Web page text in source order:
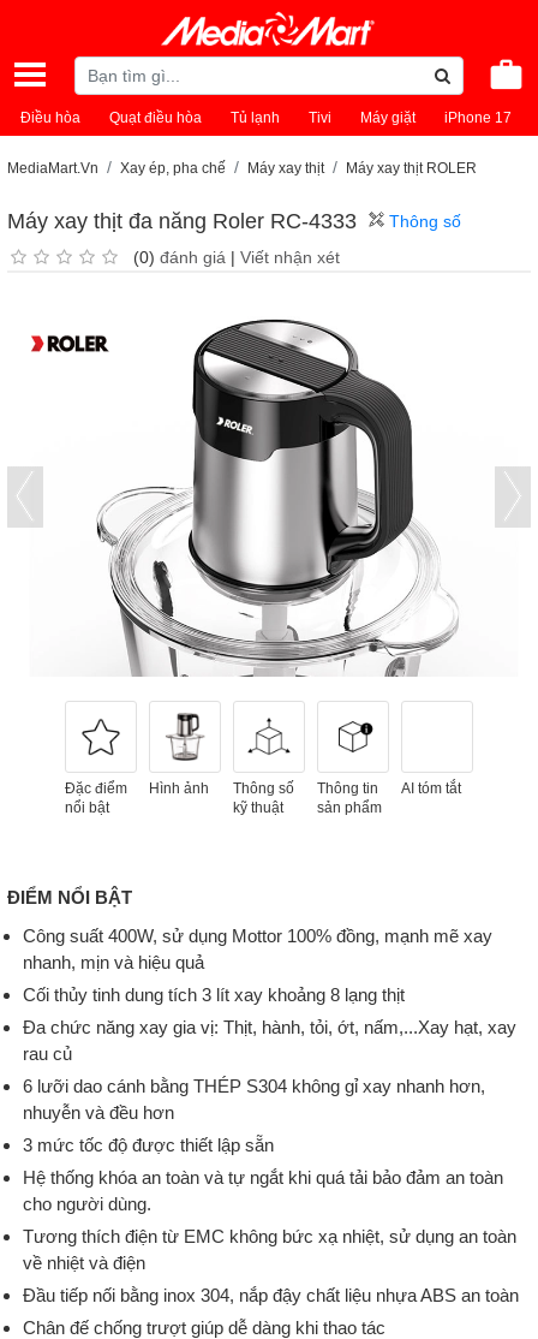
Điều hòa Quạt điều hòa Tủ lạnh Tivi Máy giặt iPhone 17
MediaMart.Vn Xay ép, pha chế Máy xay thịt Máy xay thịt ROLER
Máy xay thịt đa năng Roler RC-4333
(0) đánh giá | Viết nhận xét
Thông số
Đặc điểm
nổi bật
Hình ảnh
Thông số
kỹ thuật
Thông tin
sản phẩm
AI tóm tắt
ĐIỂM NỔI BẬT
Công suất 400W, sử dụng Mottor 100% đồng, mạnh mẽ xay
nhanh, mịn và hiệu quả
Cối thủy tinh dung tích 3 lít xay khoảng 8 lạng thịt
Đa chức năng xay gia vị: Thịt, hành, tỏi, ớt, nấm,...Xay hạt, xay
rau củ
6 lưỡi dao cánh bằng THÉP S304 không gỉ xay nhanh hơn,
nhuyễn và đều hơn
3 mức tốc độ được thiết lập sẵn
Hệ thống khóa an toàn và tự ngắt khi quá tải bảo đảm an toàn
cho người dùng.
Tương thích điện từ EMC không bức xạ nhiệt, sử dụng an toàn
về nhiệt và điện
Đầu tiếp nối bằng inox 304, nắp đậy chất liệu nhựa ABS an toàn
Chân đế chống trượt giúp dễ dàng khi thao tác